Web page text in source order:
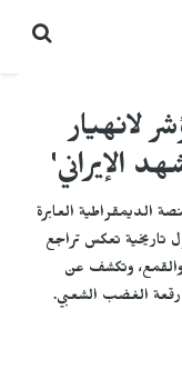
لانهيار
الإيراني'
الديمقراطية العابرة
تاريخية تعكس تراجع
والقمع، وتكشف عن
الغضب الشعبي.